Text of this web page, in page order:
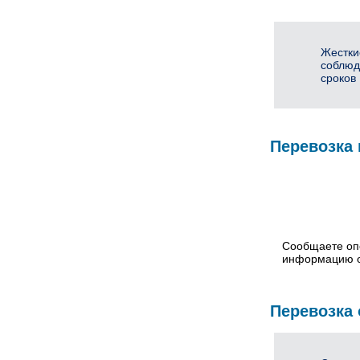
сроков
Перевозка
Сообщаете
информацию
Перевозка